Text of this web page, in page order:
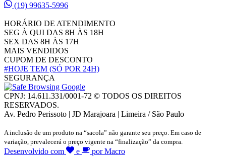
(19) 99635-5996
HORÁRIO DE ATENDIMENTO
SEG À QUI DAS 8H ÀS 18H
SEX DAS 8H ÀS 17H
MAIS VENDIDOS
CUPOM DE DESCONTO
#HOJE TEM (SÓ POR 24H)
SEGURANÇA
CPNJ: 14.611.331/0001-72 © TODOS OS DIREITOS
RESERVADOS.
Av. Pedro Perissoto | JD Marajoara | Limeira / São Paulo
A inclusão de um produto na “sacola” não garante seu preço. Em caso de
variação, prevalecerá o preço vigente na “finalização” da compra.
Desenvolvido com e por Macro